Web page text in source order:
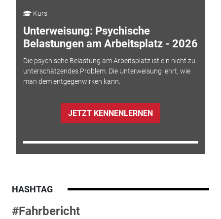
Kurs
Unterweisung: Psychische
Belastungen am Arbeitsplatz - 2026
Die psychische Belastung am Arbeitsplatz ist ein nicht zu
unterschätzendes Problem. Die Unterweisung lehrt, wie
man dem entgegenwirken kann.
JETZT KENNENLERNEN
HASHTAG
#Fahrbericht